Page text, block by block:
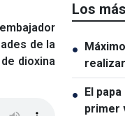
de la
dioxina
Los
●
Nueva
● El
primer